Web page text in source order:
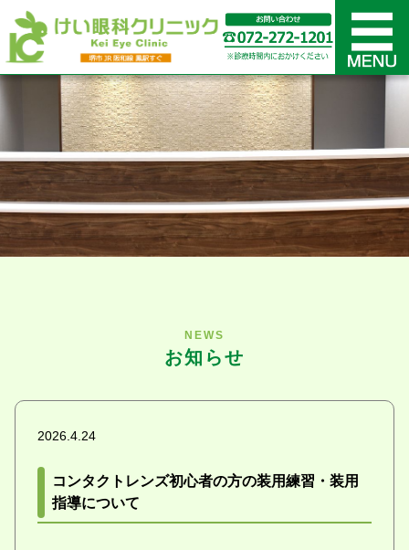
NEWS
お知らせ
2026.4.24
コンタクトレンズ初心者の方の装用練習・装用
指導について